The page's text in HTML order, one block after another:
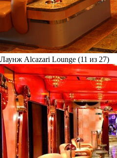
Лаунж Alcazari Lounge (11 из 27)